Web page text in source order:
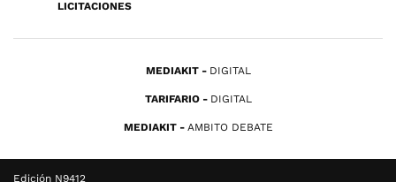
LICITACIONES
MEDIAKIT DIGITAL
TARIFARIO DIGITAL
MEDIAKIT AMBITO DEBATE
Edición N9412